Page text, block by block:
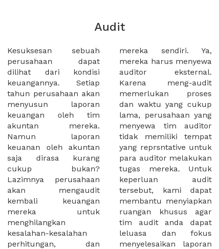
Audit
Kesuksesan sebuah
perusahaan dapat
dilihat dari kondisi
keuangannya. Setiap
tahun perusahaan akan
menyusun laporan
keuangan oleh tim
akuntan mereka.
Namun laporan
keuanan oleh akuntan
saja dirasa kurang
cukup bukan?
Lazimnya perusahaan
akan mengaudit
kembali keuangan
mereka untuk
menghilangkan
kesalahan-kesalahan
perhitungan, dan
mereka sendiri. Ya,
mereka harus menyewa
auditor eksternal.
Karena meng-audit
memerlukan proses
dan waktu yang cukup
lama, perusahaan yang
menyewa tim auditor
tidak memiliki tempat
yang reprsntative untuk
para auditor melakukan
tugas mereka. Untuk
keperluan audit
tersebut, kami dapat
membantu menyiapkan
ruangan khusus agar
tim audit anda dapat
leluasa dan fokus
menyelesaikan laporan